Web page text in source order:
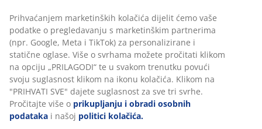
Set od dvije tegle za cvijeće pepeljaste boje grožđa.
Tegle su izrađene od keramike otporne na smrzavanje i
imaju jednostavan, zaobljen dizajn sa sjajnom
završnom obradom. Svaka uključuje drenažni otvor.
Ø28/24 x V24/19 cm
BROJ ARTIKLA: 6426062
Prihvaćanjem marketinških kolačića dijelit ćemo vaše
podatke o pregledavanju s marketinškim partnerima
(npr. Google, Meta i TikTok) za personalizirane i
statične oglase. Više o svrhama možete pročitati klikom
na opciju „PRILAGODI“ te u svakom trenutku povući
svoju suglasnost klikom na ikonu kolačića. Klikom na
"PRIHVATI SVE" dajete suglasnost za sve tri svrhe.
Pročitajte više o prikupljanju i obradi osobnih
podataka i našoj politici kolačića.